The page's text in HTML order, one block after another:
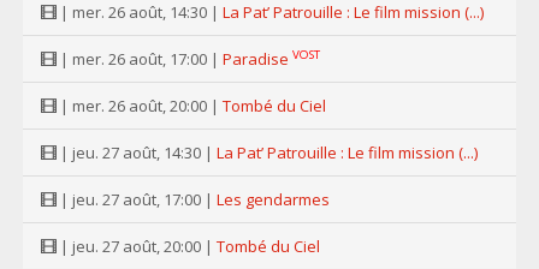
| mer. 26 août, 14:30 | La Pat’ Patrouille : Le film mission (...)
| mer. 26 août, 17:00 | Paradise VOST
| mer. 26 août, 20:00 | Tombé du Ciel
| jeu. 27 août, 14:30 | La Pat’ Patrouille : Le film mission (...)
| jeu. 27 août, 17:00 | Les gendarmes
| jeu. 27 août, 20:00 | Tombé du Ciel